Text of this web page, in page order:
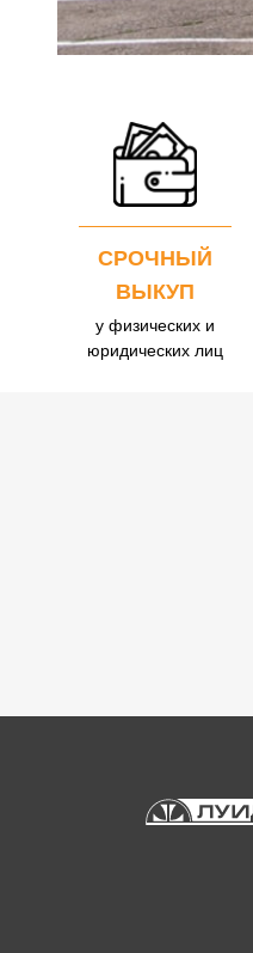
СРОЧНЫЙ
ВЫКУП
у физических и
юридических лиц